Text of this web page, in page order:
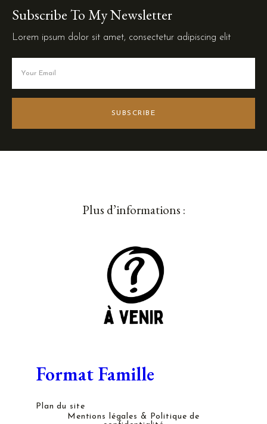
Subscribe To My Newsletter
Lorem ipsum dolor sit amet, consectetur adipiscing elit
SUBSCRIBE
Plus d’informations :
Format Famille
Plan du site
Mentions légales & Politique de